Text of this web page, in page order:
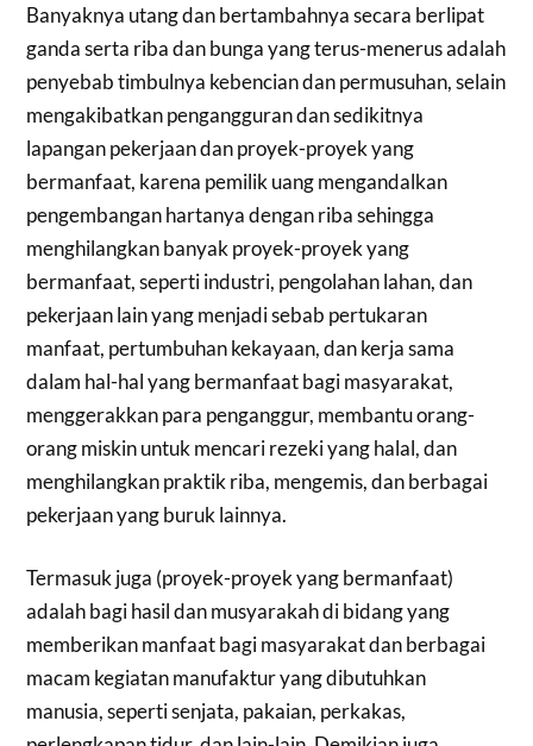
Banyaknya utang dan bertambahnya secara berlipat
ganda serta riba dan bunga yang terus-menerus adalah
penyebab timbulnya kebencian dan permusuhan, selain
mengakibatkan pengangguran dan sedikitnya
lapangan pekerjaan dan proyek-proyek yang
bermanfaat, karena pemilik uang mengandalkan
pengembangan hartanya dengan riba sehingga
menghilangkan banyak proyek-proyek yang
bermanfaat, seperti industri, pengolahan lahan, dan
pekerjaan lain yang menjadi sebab pertukaran
manfaat, pertumbuhan kekayaan, dan kerja sama
dalam hal-hal yang bermanfaat bagi masyarakat,
menggerakkan para penganggur, membantu orang-
orang miskin untuk mencari rezeki yang halal, dan
menghilangkan praktik riba, mengemis, dan berbagai
pekerjaan yang buruk lainnya.
Termasuk juga (proyek-proyek yang bermanfaat)
adalah bagi hasil dan musyarakah di bidang yang
memberikan manfaat bagi masyarakat dan berbagai
macam kegiatan manufaktur yang dibutuhkan
manusia, seperti senjata, pakaian, perkakas,